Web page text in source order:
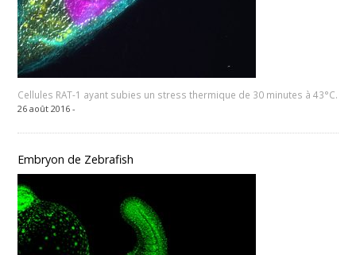
Cellules RAT-1 ayant subies un stress thermique de 30 minutes à 43°C.
26 août 2016 -
Embryon de Zebrafish